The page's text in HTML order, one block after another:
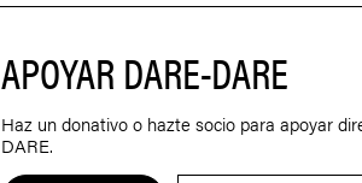
APOYAR DARE-DARE
Haz un donativo o hazte socio para apoyar
DARE.